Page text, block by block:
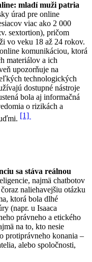
mladí muži patria
úrad pre online
viac ako 2 000
sextortion), pričom
vo veku 18 až 24 rokov.
komunikáciou, ktorá
materiálov a ich
upozorňuje na
technologických
dostupné nástroje
bola aj informačná
o rizikách a
[1]
sa stáva reálnou
najmä chatbotov
naliehavejšiu otázku
ktorá bola dlhé
(napr. u Isaaca
právneho a etického
na to, kto nesie
protiprávneho konania –
alebo spoločnosti,